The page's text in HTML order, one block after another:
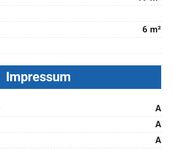
6 m²
Impressum
A
A
A